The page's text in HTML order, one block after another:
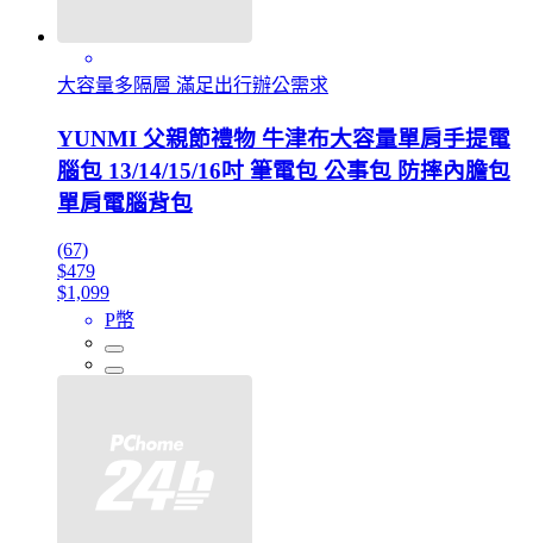
大容量多隔層 滿足出行辦公需求
YUNMI 父親節禮物 牛津布大容量單肩手提電
腦包 13/14/15/16吋 筆電包 公事包 防摔內膽包
單肩電腦背包
(67)
$479
$1,099
P幣